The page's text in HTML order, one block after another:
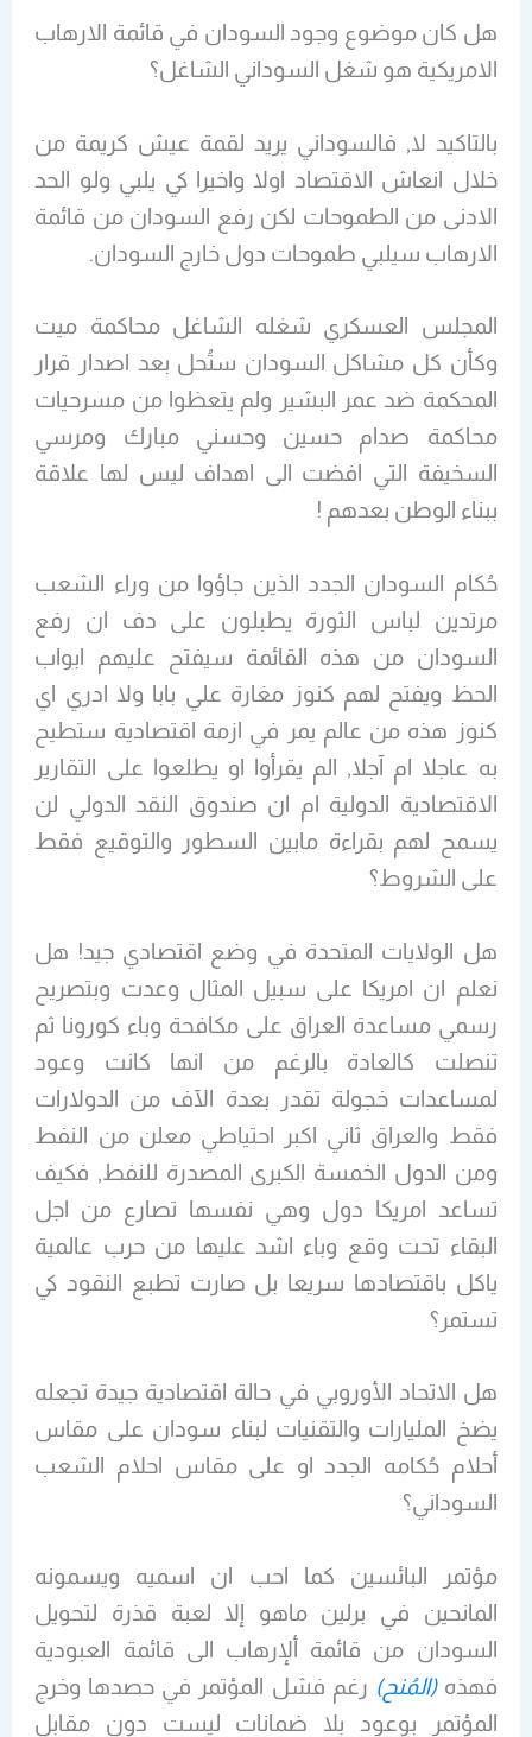
هل كان موضوع وجود السودان في قائمة الارهاب
الامريكية هو شغل السوداني الشاغل؟
بالتاكيد لا, فالسوداني يريد لقمة عيش كريمة من
خلال انعاش الاقتصاد اولا واخيرا كي يلبي ولو الحد
الادنى من الطموحات لكن رفع السودان من قائمة
الارهاب سيلبي طموحات دول خارج السودان.
المجلس العسكري شغله الشاغل محاكمة ميت
وكأن كل مشاكل السودان ستُحل بعد اصدار قرار
المحكمة ضد عمر البشير ولم يتعظوا من مسرحيات
محاكمة صدام حسين وحسني مبارك ومرسي
السخيفة التي افضت الى اهداف ليس لها علاقة
ببناء الوطن بعدهم !
حُكام السودان الجدد الذين جاؤوا من وراء الشعب
مرتدين لباس الثورة يطبلون على دف ان رفع
السودان من هذه القائمة سيفتح عليهم ابواب
الحظ ويفتح لهم كنوز مغارة علي بابا ولا ادري اي
كنوز هذه من عالم يمر في ازمة اقتصادية ستطيح
به عاجلا ام آجلا, الم يقرأوا او يطلعوا على التقارير
الاقتصادية الدولية ام ان صندوق النقد الدولي لن
يسمح لهم بقراءة مابين السطور والتوقيع فقط
على الشروط؟
هل الولايات المتحدة في وضع اقتصادي جيد! هل
نعلم ان امريكا على سبيل المثال وعدت وبتصريح
رسمي مساعدة العراق على مكافحة وباء كورونا ثم
تنصلت كالعادة بالرغم من انها كانت وعود
لمساعدات خجولة تقدر بعدة الآف من الدولارات
فقط والعراق ثاني اكبر احتياطي معلن من النفط
ومن الدول الخمسة الكبرى المصدرة للنفط, فكيف
تساعد امريكا دول وهي نفسها تصارع من اجل
البقاء تحت وقع وباء اشد عليها من حرب عالمية
ياكل باقتصادها سريعا بل صارت تطبع النقود كي
تستمر؟
هل الاتحاد الأوروبي في حالة اقتصادية جيدة تجعله
يضخ المليارات والتقنيات لبناء سودان على مقاس
أحلام حُكامه الجدد او على مقاس احلام الشعب
السوداني؟
مؤتمر البائسين كما احب ان اسميه ويسمونه
المانحين في برلين ماهو إلا لعبة قذرة لتحويل
السودان من قائمة ألإرهاب الى قائمة العبودية
فهذه(المُنح) رغم فشل المؤتمر في حصدها وخرج
المؤتمر بوعود بلا ضمانات ليست دون مقابل